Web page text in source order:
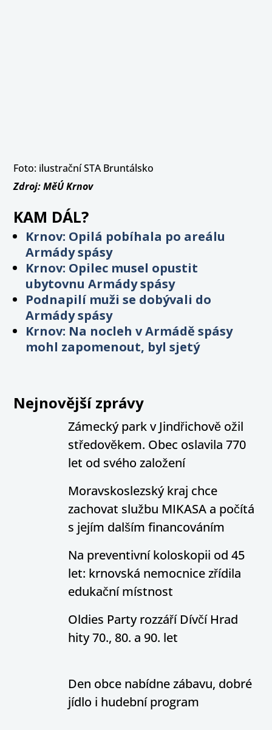
Foto: ilustrační STA Bruntálsko
Zdroj: MěÚ Krnov
KAM DÁL?
Krnov: Opilá pobíhala po areálu
Armády spásy
Krnov: Opilec musel opustit
ubytovnu Armády spásy
Podnapilí muži se dobývali do
Armády spásy
Krnov: Na nocleh v Armádě spásy
mohl zapomenout, byl sjetý
Nejnovější zprávy
Zámecký park v Jindřichově ožil
středověkem. Obec oslavila 770
let od svého založení
Moravskoslezský kraj chce
zachovat službu MIKASA a počítá
s jejím dalším financováním
Na preventivní koloskopii od 45
let: krnovská nemocnice zřídila
edukační místnost
Oldies Party rozzáří Dívčí Hrad
hity 70., 80. a 90. let
Den obce nabídne zábavu, dobré
jídlo i hudební program